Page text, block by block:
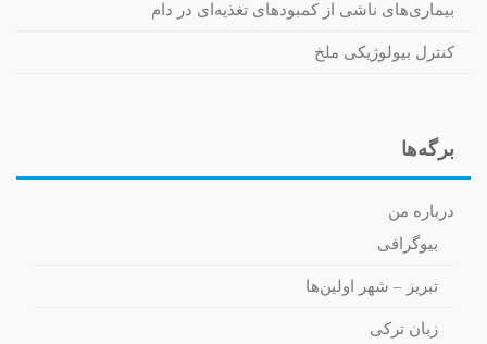
بیماری‌های ناشی از کمبودهای تغذیه‌ای در دام
کنترل بیولوژیکی ملخ
برگه‌ها
درباره من
بیوگرافی
تبریز – شهر اولین‌ها
زبان ترکی